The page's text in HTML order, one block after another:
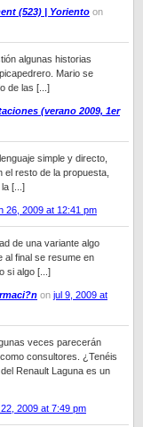
(523) | Yoriento on
algunas historias
Mario se
de las [...]
(verano 2009, 1er
simple y directo,
resto de la propuesta,
[...]
26, 2009 at 12:41 pm
de una variante algo
al final se resume en
si algo [...]
on jul 9, 2009 at
veces parecerán
consultores. ¿Tenéis
Renault Laguna es un
2009 at 7:49 pm